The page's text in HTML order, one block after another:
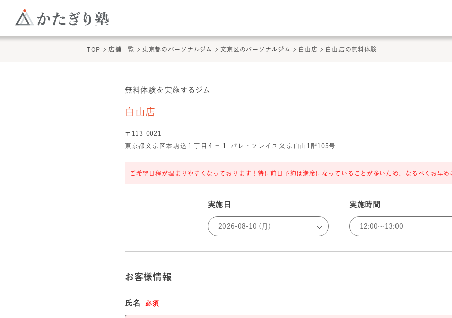
TOP 店舗一覧 東京都のパーソナルジム 文京区のパーソナルジム 白山店 白山店の無料体験
無料体験を実施するジム
白山店の無料体験
白山店
〒 113 -0021
東京都文京区本駒込１丁目４−１ パレ・ソレイユ文京白山1階105号
ご希望日程が埋まりやすくなっております！特に前日予約は満席になっていることが多いため、なるべくお早め
実施日 実施時間
お客様情報
氏名 必須